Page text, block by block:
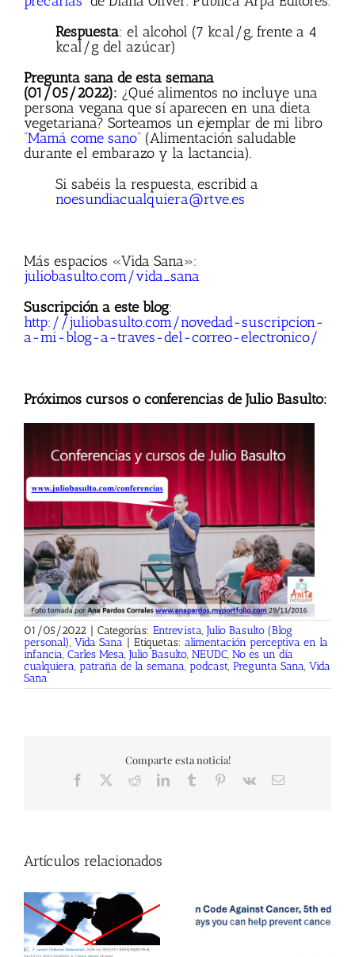
Respuesta: el alcohol (7 kcal/g, frente a 4
kcal/g del azúcar)
Pregunta sana de esta semana
(01/05/2022): ¿Qué alimentos no incluye una
persona vegana que sí aparecen en una dieta
vegetariana? Sorteamos un ejemplar de mi libro
“Mamá come sano” (Alimentación saludable
durante el embarazo y la lactancia).
Si sabéis la respuesta, escribid a
noesundiacualquiera@rtve.es
Más espacios «Vida Sana»:
juliobasulto.com/vida_sana
Suscripción a este blog:
http://juliobasulto.com/novedad-suscripcion-
a-mi-blog-a-traves-del-correo-electronico/
Próximos cursos o conferencias de Julio Basulto:
01/05/2022 | Categorías: Entrevista, Julio Basulto (Blog
personal), Vida Sana | Etiquetas: alimentación perceptiva en la
infancia, Carles Mesa, Julio Basulto, NEUDC, No es un día
cualquiera, patraña de la semana, podcast, Pregunta Sana, Vida
Sana
Comparte esta noticia!
Facebook RedditLinkedInTumblr Pinterest
Vk
Correo
Artículos relacionados